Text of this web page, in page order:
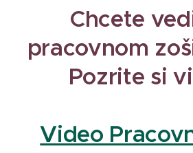
Chcete
pracovnom
Pozrite si
Video